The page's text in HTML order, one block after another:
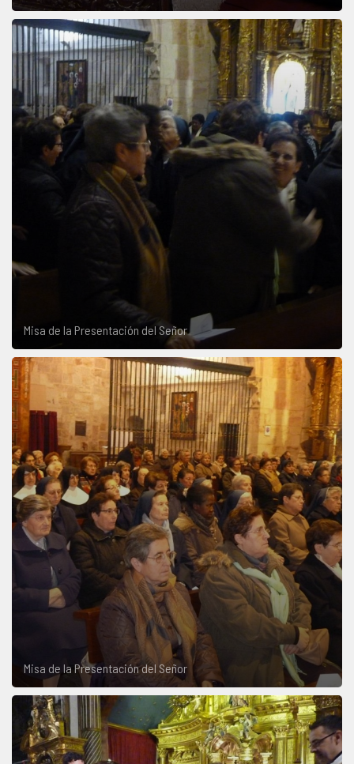
Misa de la Presentación del Señor
Misa de la Presentación del Señor